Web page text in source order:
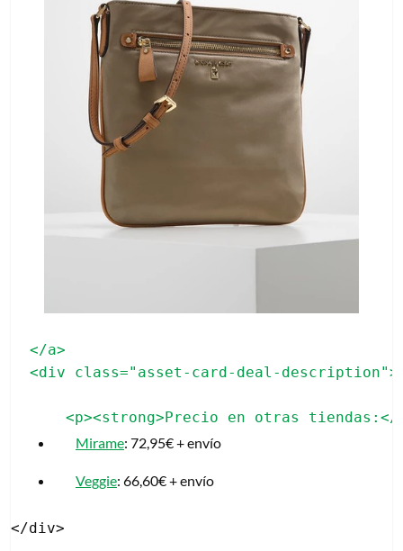
</a>
<div class="asset-card-deal-description">
Mirame: 72,95€ + envío
Veggie: 66,60€ + envío